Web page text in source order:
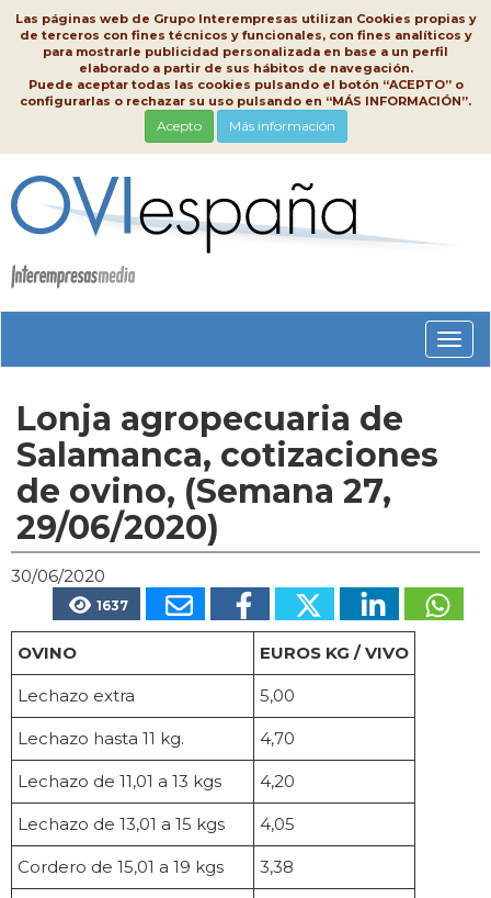
Las páginas web de Grupo Interempresas utilizan Cookies propias y
de terceros con fines técnicos y funcionales, con fines analíticos y
para mostrarle publicidad personalizada en base a un perfil
elaborado a partir de sus hábitos de navegación.
Puede aceptar todas las cookies pulsando el botón “ACEPTO” o
configurarlas o rechazar su uso pulsando en “MÁS INFORMACIÓN”.
Acepto Más información
Lonja agropecuaria de
Salamanca, cotizaciones
de ovino, (Semana 27,
29/06/2020)
30/06/2020
1637
OVINO EUROS KG / VIVO
Lechazo extra 5,00
Lechazo hasta 11 kg. 4,70
Lechazo de 11,01 a 13 kgs 4,20
Lechazo de 13,01 a 15 kgs 4,05
Cordero de 15,01 a 19 kgs 3,38